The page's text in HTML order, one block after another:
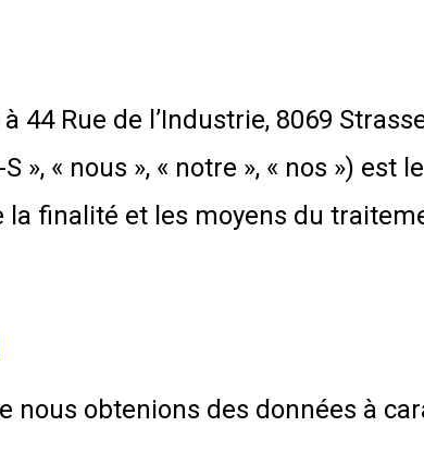
44 Rue de l’Industrie, 8069
», « nous », « notre », « nos »)
la finalité et les moyens du
nous obtenions des données à